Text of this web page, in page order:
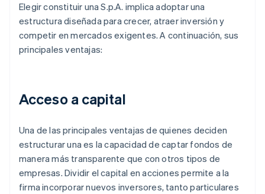
Elegir constituir una S.p.A. implica adoptar una
estructura diseñada para crecer, atraer inversión y
competir en mercados exigentes. A continuación, sus
principales ventajas:
Acceso a capital
Una de las principales ventajas de quienes deciden
estructurar una es la capacidad de captar fondos de
manera más transparente que con otros tipos de
empresas. Dividir el capital en acciones permite a la
firma incorporar nuevos inversores, tanto particulares